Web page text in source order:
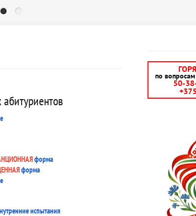
форма
форма
испытания
по
50-